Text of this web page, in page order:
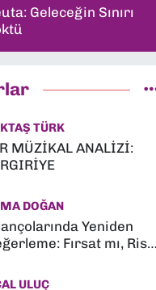
Geleceğin Sınırı
TÜRK
MÜZİKAL ANALİZİ:
DOĞAN
Yeniden
Fırsat mı, Risk
ULUÇ